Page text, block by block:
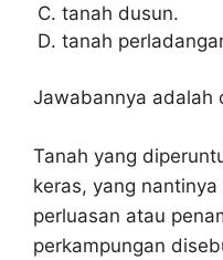
tanah dusun.
tanah
Jawabannya adalah
Tanah yang
keras, yang
perluasan atau
perkampungan